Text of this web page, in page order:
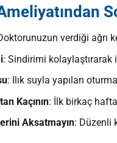
verdiği ağrı
: Sindirimi kolaylaştırarak
: Ilık suyla yapılan
Kaçının: İlk birkaç
Aksatmayın: Düzenli